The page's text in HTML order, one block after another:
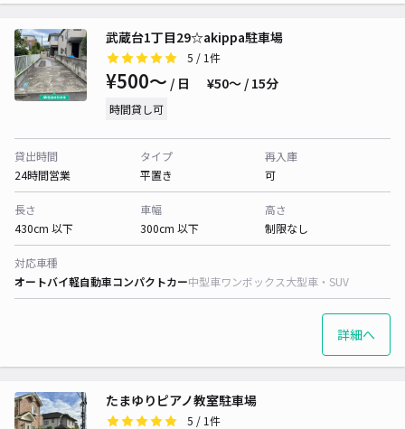
武蔵台1丁目29☆akippa駐車場
5 / 1件
¥500〜 / 日 ¥50〜 / 15分
時間貸し可
貸出時間
24時間営業
タイプ
平置き
再入庫
可
長さ
430cm 以下
車幅
300cm 以下
高さ
制限なし
対応車種
オートバイ軽自動車コンパクトカー中型車ワンボックス大型車・SUV
詳細へ
たまゆりピアノ教室駐車場
5 / 1件